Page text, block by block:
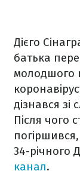
Дієго
батька
молодшого
дізнався зі
Після чого
34-річного
канал.